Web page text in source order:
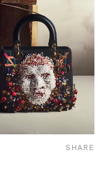
SHARE